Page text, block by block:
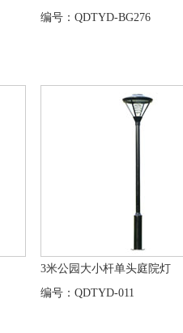
编号：QDTYD-BG276
3米公园大小杆单头庭院灯
编号：QDTYD-011